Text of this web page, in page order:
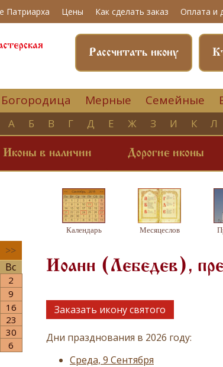
Патриарха Цены Как сделать заказ Оплата и
Рассчитать икону
Богородица Мерные Семейные
А Б В Г Д Е Ж З И К Л
Иконы в наличии Дорогие иконы
>>
Вс
2
9
16
23
30
6
Календарь Месяцеслов
Иоанн (Лебедев),
Заказать икону святого
Дни празднования в 2026 году:
Среда, 9 Сентября